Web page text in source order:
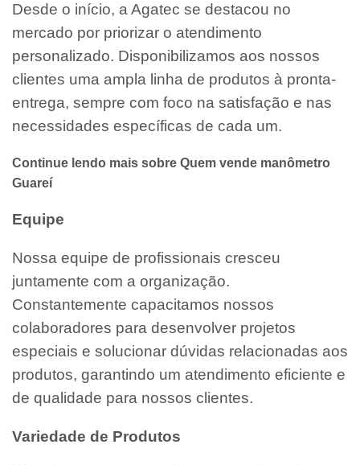
Desde o início, a Agatec se destacou no
mercado por priorizar o atendimento
personalizado. Disponibilizamos aos nossos
clientes uma ampla linha de produtos à pronta-
entrega, sempre com foco na satisfação e nas
necessidades específicas de cada um.
Continue lendo mais sobre Quem vende manômetro
Guareí
Equipe
Nossa equipe de profissionais cresceu
juntamente com a organização.
Constantemente capacitamos nossos
colaboradores para desenvolver projetos
especiais e solucionar dúvidas relacionadas aos
produtos, garantindo um atendimento eficiente e
de qualidade para nossos clientes.
Variedade de Produtos